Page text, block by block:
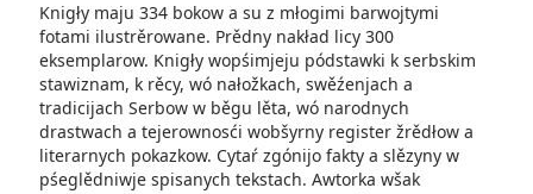
Knigły maju 334 bokow a su z młogimi barwojtymi
fotami ilustrěrowane. Prědny nakład licy 300
eksemplarow. Knigły wopśimjeju pódstawki k serbskim
stawiznam, k rěcy, wó nałožkach, swěźenjach a
tradicijach Serbow w běgu lěta, wó narodnych
drastwach a tejerownosći wobšyrny register žrědłow a
literarnych pokazkow. Cytaŕ zgónijo fakty a slězyny w
pśeglědniwje spisanych tekstach. Awtorka wšak